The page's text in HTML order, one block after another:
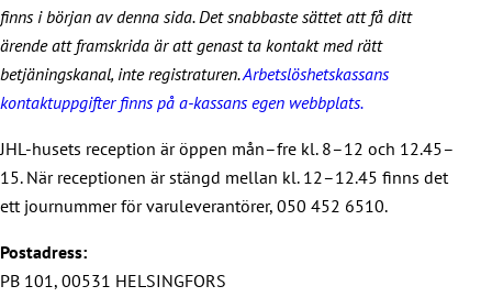
Gränssäkerhetsunionens webbplats(på finska)
Fängelsetjänstemännens förbund VVL
fackförbunden inom justitieministeriets förvaltningsområde.
Till förbundet hör cirka 1 350 medlemmar via 22
medlemsavdelningar. Vem som helst som arbetar för
Brottspåföljdsmyndigheten kan ansöka om medlemskap i
förbundet. Totalt representerar förbundets medlemmar cirka
finns i början av denna sida. Det snabbaste sättet att få ditt
ärende att framskrida är att genast ta kontakt med rätt
betjäningskanal, inte registraturen.Arbetslöshetskassans
kontaktuppgifter finns på a-kassans egen webbplats.
JHL-husets reception är öppen mån–fre kl. 8–12 och 12.45–
15. När receptionen är stängd mellan kl. 12–12.45 finns det
ett journummer för varuleverantörer, 050 452 6510.
Postadress:
PB 101, 00531 HELSINGFORS